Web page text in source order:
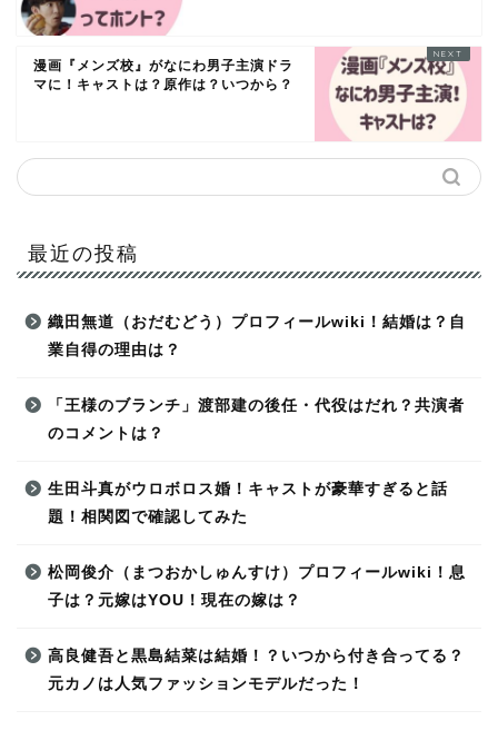
漫画『メンズ校』がなにわ男子主演ドラ
マに！キャストは？原作は？いつから？
最近の投稿
織田無道（おだむどう）プロフィールwiki！結婚は？自
業自得の理由は？
「王様のブランチ」渡部建の後任・代役はだれ？共演者
のコメントは？
生田斗真がウロボロス婚！キャストが豪華すぎると話
題！相関図で確認してみた
松岡俊介（まつおかしゅんすけ）プロフィールwiki！息
子は？元嫁はYOU！現在の嫁は？
高良健吾と黒島結菜は結婚！？いつから付き合ってる？
元カノは人気ファッションモデルだった！